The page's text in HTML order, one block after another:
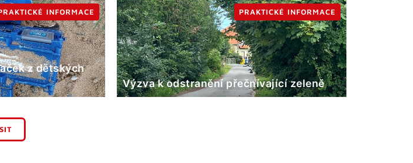
z dětských
INFORMACE
Výzva k odstranění přečnívající zeleně
PRAKTICKÉ INFORMACE